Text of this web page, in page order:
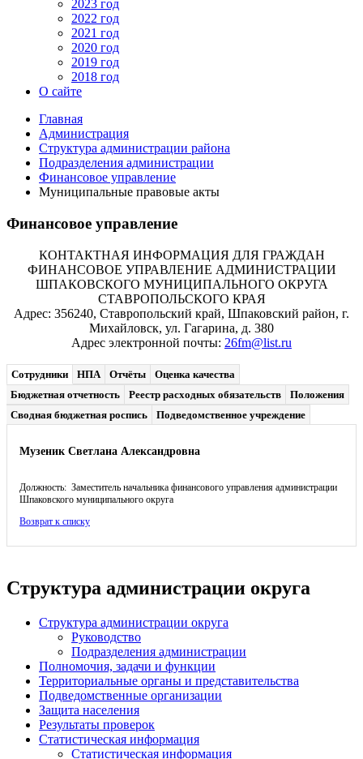
2023 год
2022 год
2021 год
2020 год
2019 год
2018 год
О сайте
Главная
Администрация
Структура администрации района
Подразделения администрации
Финансовое управление
Муниципальные правовые акты
Финансовое управление
КОНТАКТНАЯ ИНФОРМАЦИЯ ДЛЯ ГРАЖДАН
ФИНАНСОВОЕ УПРАВЛЕНИЕ АДМИНИСТРАЦИИ
ШПАКОВСКОГО МУНИЦИПАЛЬНОГО ОКРУГА
СТАВРОПОЛЬСКОГО КРАЯ
Адрес: 356240, Ставропольский край, Шпаковский район, г.
Михайловск, ул. Гагарина, д. 380
Адрес электронной почты: 26fm@list.ru
Сотрудники НПА Отчёты
Оценка качества
Бюджетная отчетность
Реестр расходных обязательств
Положения
Сводная бюджетная роспись
Подведомственное учреждение
Музеник Светлана Александровна
Должность: Заместитель начальника финансового управления администрации
Шпаковского муниципального округа
Возврат к списку
Структура администрации округа
Структура администрации округа
Руководство
Подразделения администрации
Полномочия, задачи и функции
Территориальные органы и представительства
Подведомственные организации
Защита населения
Результаты проверок
Статистическая информация
Статистическая информация